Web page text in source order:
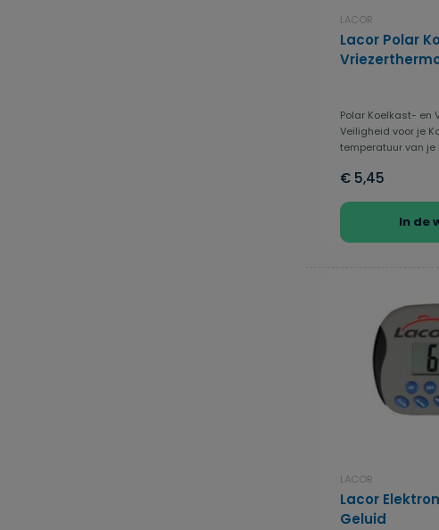
LACOR
Lacor Polar
Polar Koelkast- en
Veiligheid voor je
temperatuur van je
€ 5,45
In de
LACOR
Lacor
Geluid